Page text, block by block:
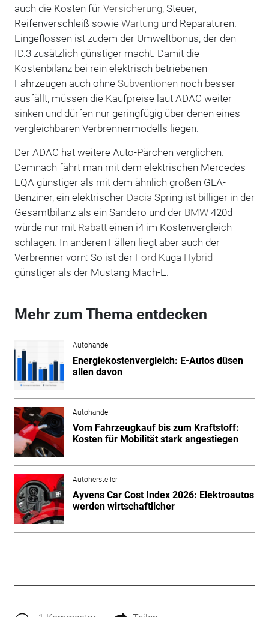
auch die Kosten für Versicherung, Steuer,
Reifenverschleiß sowie Wartungund Reparaturen.
Eingeflossen ist zudem der Umweltbonus, der den
ID.3 zusätzlich günstiger macht. Damit die
Kostenbilanz bei rein elektrisch betriebenen
Fahrzeugen auch ohne Subventionen noch besser
ausfällt, müssen die Kaufpreise laut ADAC weiter
sinken und dürfen nur geringfügig über denen eines
vergleichbaren Verbrennermodells liegen.
Der ADAC hat weitere Auto-Pärchen verglichen.
Demnach fährt man mit dem elektrischen Mercedes
EQA günstiger als mit dem ähnlich großen GLA-
Benziner, ein elektrischer Dacia Spring ist billiger in der
Gesamtbilanz als ein Sandero und der BMW420d
würde nur mit Rabatteinen i4 im Kostenvergleich
schlagen. In anderen Fällen liegt aber auch der
Verbrenner vorn: So ist der Ford Kuga Hybrid
günstiger als der Mustang Mach-E.
Mehr zum Thema entdecken
Autohandel
Energiekostenvergleich: E-Autos düsen
allen davon
Autohandel
Vom Fahrzeugkauf bis zum Kraftstoff:
Kosten für Mobilität stark angestiegen
Autohersteller
Ayvens Car Cost Index 2026: Elektroautos
werden wirtschaftlicher